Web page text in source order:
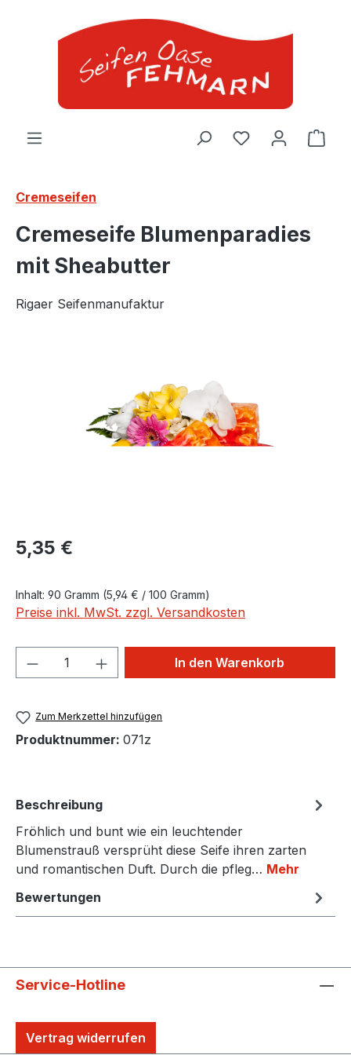
Zum Hauptinhalt springen
Cremeseifen
Cremeseife Blumenparadies
mit Sheabutter
Rigaer Seifenmanufaktur
Regulärer Preis:
5,35 €
Inhalt: 90 Gramm (5,94 € / 100 Gramm)
Preise inkl. MwSt. zzgl. Versandkosten
Produkt Anzahl: Gib denIn den Warenkorb
Zum Merkzettel hinzufügen
Produktnummer: 071z
Beschreibung
Fröhlich und bunt wie ein leuchtender
Blumenstrauß versprüht diese Seife ihren zarten
und romantischen Duft. Durch die pfleg… Mehr
Bewertungen
Service-Hotline
Vertrag widerrufen